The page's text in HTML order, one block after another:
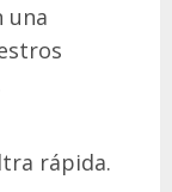
una
rápida.